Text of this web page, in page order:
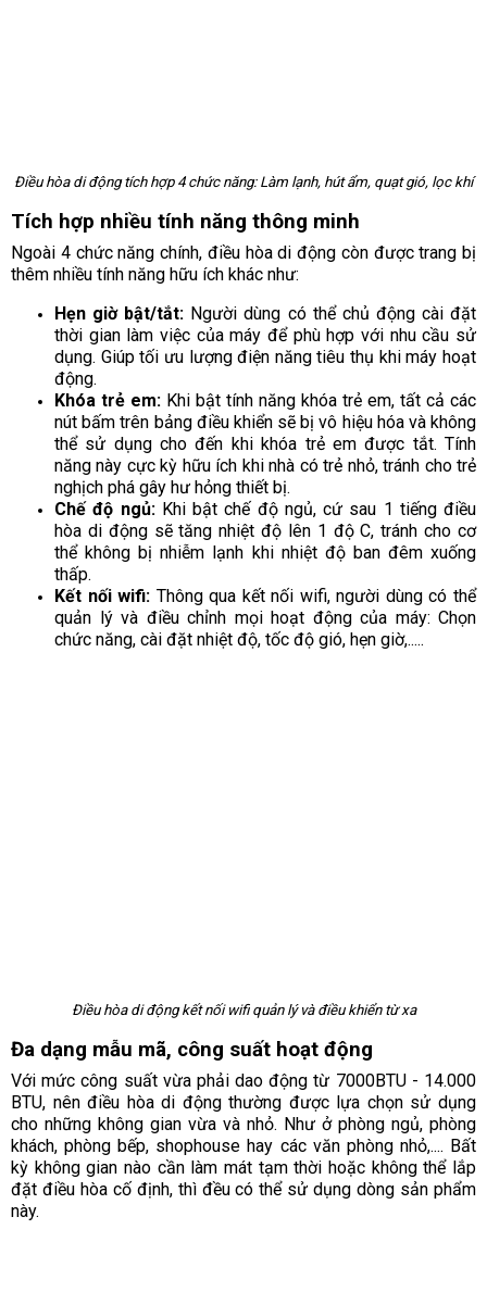
Điều hòa di động tích hợp 4 chức năng: Làm lạnh, hút ẩm, quạt gió, lọc khí
Tích hợp nhiều tính năng thông minh
Ngoài 4 chức năng chính, điều hòa di động còn được trang bị
thêm nhiều tính năng hữu ích khác như:
Hẹn giờ bật/tắt: Người dùng có thể chủ động cài đặt
thời gian làm việc của máy để phù hợp với nhu cầu sử
dụng. Giúp tối ưu lượng điện năng tiêu thụ khi máy hoạt
động.
Khóa trẻ em: Khi bật tính năng khóa trẻ em, tất cả các
nút bấm trên bảng điều khiển sẽ bị vô hiệu hóa và không
thể sử dụng cho đến khi khóa trẻ em được tắt. Tính
năng này cực kỳ hữu ích khi nhà có trẻ nhỏ, tránh cho trẻ
nghịch phá gây hư hỏng thiết bị.
Chế độ ngủ:Khi bật chế độ ngủ, cứ sau 1 tiếng điều
hòa di động sẽ tăng nhiệt độ lên 1 độ C, tránh cho cơ
thể không bị nhiễm lạnh khi nhiệt độ ban đêm xuống
thấp.
Kết nối wifi: Thông qua kết nối wifi, người dùng có thể
quản lý và điều chỉnh mọi hoạt động của máy: Chọn
chức năng, cài đặt nhiệt độ, tốc độ gió, hẹn giờ,.....
Điều hòa di động kết nối wifi quản lý và điều khiển từ xa
Đa dạng mẫu mã, công suất hoạt động
Với mức công suất vừa phải dao động từ 7000BTU - 14.000
BTU, nên điều hòa di động thường được lựa chọn sử dụng
cho những không gian vừa và nhỏ. Như ở phòng ngủ, phòng
khách, phòng bếp, shophouse hay các văn phòng nhỏ,.... Bất
kỳ không gian nào cần làm mát tạm thời hoặc không thể lắp
đặt điều hòa cố định, thì đều có thể sử dụng dòng sản phẩm
này.